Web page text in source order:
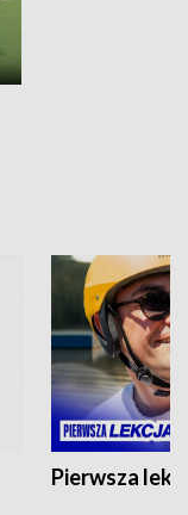
Pierwsza